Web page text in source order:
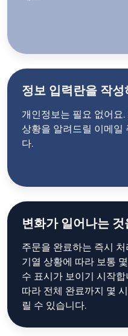
정보 입력란을 작성
개인정보는 필요 없어요
상황을 알려드릴 이메일
다.
변화가 일어나는
주문을 완료하는 즉시
기열 상황에 따라 보통
수 표시가 보이기 시작
따라 전체 완료까지 몇
릴 수 있습니다.